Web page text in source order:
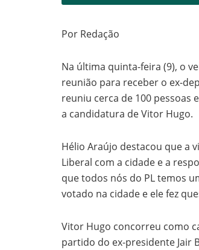
Por Redação
Na última quinta-feira (9), o
reunião para receber o ex-
reuniu cerca de 100 pessoas
a candidatura de Vitor Hugo.
Hélio Araújo destacou que a
Liberal com a cidade e a
que todos nós do PL temos
votado na cidade e ele fez
Vitor Hugo concorreu como
partido do ex-presidente Jair